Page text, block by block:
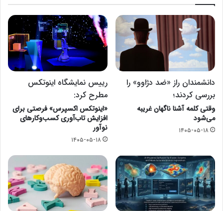
دانشمندان راز «ضد دژاوو» را
بررسی کردند؛
وقتی کلمه آشنا ناگهان غریبه
می‌شود
۱۴۰۵-۰۵-۱۸
رییس نمایشگاه اینوتکس
مطرح کرد:
«اینوتکس اکسپرس» فرصتی برای
افزایش تاب‌آوری کسب‌وکارهای
نوآور
۱۴۰۵-۰۵-۱۸